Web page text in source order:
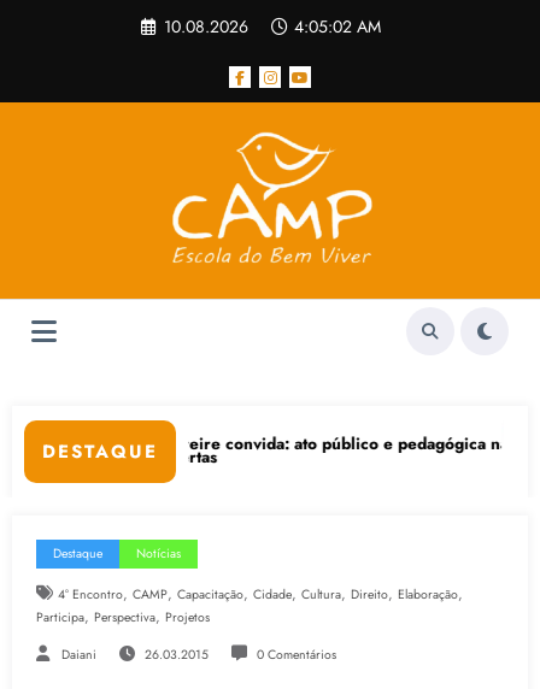
10.08.2026 4:05:02 AM
DESTAQUE
convida: ato público e pedagógica na sexta-feira (24), no CPERS
“Centenário de
Destaque Notícias
4° Encontro, CAMP, Capacitação, Cidade, Cultura, Direito, Elaboração,
Participa, Perspectiva, Projetos
Daiani 26.03.2015 0 Comentários